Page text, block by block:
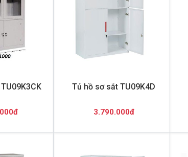
Tủ hồ sơ sắt TU09K4D
3.790.000đ